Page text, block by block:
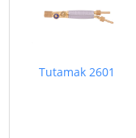
Tutamak 2601